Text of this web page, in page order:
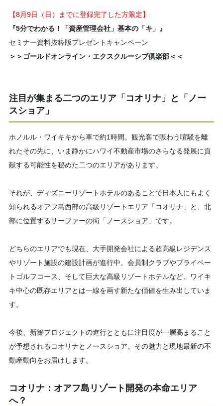
【8月9日（日）までに登録完了した方限定】
『5分でわかる！「資産管理会社」基本の「キ」』
セミナー資料抜粋版プレゼントキャンペーン
＞＞ゴールドオンライン・エクスクルーシブ倶楽部＜＜
注目が集まる二つのエリア「コオリナ」と「ノー
スショア」
ホノルル・ワイキキから車で約1時間。観光客で賑わう喧騒を離
れたその先に、いま静かにハワイ不動産市場のさらなる発展に貢
献する可能性を秘めた二つのエリアがあります。
それが、ディズニーリゾートホテルのあることで日本人にもよく
知られるオアフ島西部の高級リゾートエリア「コオリナ」と、北
部に位置するサーファーの街「ノースショア」です。
どちらのエリアでも現在、大手開発会社による超高級レジデンス
やリゾート施設の建設計画が進行中。会員制クラブやプライベー
トゴルフコース、そして巨大な高級リゾートホテルなど、ワイキ
キ中心の既存エリアとは一線を画す新たな価値を生み出していま
す。
今後、新築プロジェクトの進行とともに注目度が一層高まること
が予想されるコオリナとノースショア。その魅力と現地最新の不
動産動向をお届けします。
コオリナ：オアフ島リゾート開発の本命エリア
へ？